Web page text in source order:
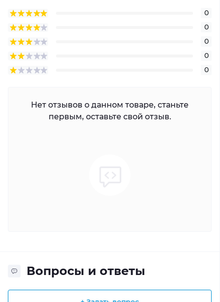
0
0
0
0
0
Нет отзывов о данном товаре, станьте
первым, оставьте свой отзыв.
Вопросы и ответы